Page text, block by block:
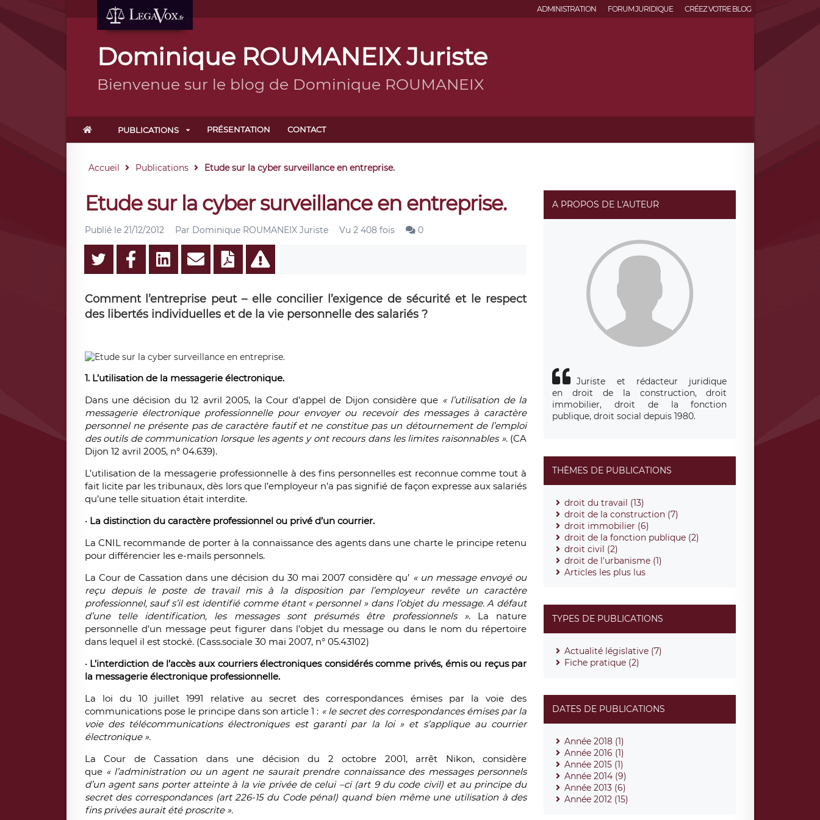
ADMINISTRATION FORUM JURIDIQUE CRÉEZ VOTRE BLOG
Dominique ROUMANEIX Juriste
Bienvenue sur le blog de Dominique ROUMANEIX
PUBLICATIONS PRÉSENTATION CONTACT
Accueil Publications Etude sur la cyber surveillance en entreprise.
Etude sur la cyber surveillance en entreprise.
Publié le 21/12/2012 Par Dominique ROUMANEIX Juriste Vu 2 408 fois 0
Comment l’entreprise peut – elle concilier l’exigence de sécurité et le respect
des libertés individuelles et de la vie personnelle des salariés ?
1. L’utilisation de la messagerie électronique.
Dans une décision du 12 avril 2005, la Cour d’appel de Dijon considère que « l’utilisation de la
messagerie électronique professionnelle pour envoyer ou recevoir des messages à caractère
personnel ne présente pas de caractère fautif et ne constitue pas un détournement de l’emploi
des outils de communication lorsque les agents y ont recours dans les limites raisonnables ». (CA
Dijon 12 avril 2005, n° 04.639).
L’utilisation de la messagerie professionnelle à des fins personnelles est reconnue comme tout à
fait licite par les tribunaux, dès lors que l’employeur n’a pas signifié de façon expresse aux salariés
qu’une telle situation était interdite.
• La distinction du caractère professionnel ou privé d’un courrier.
La CNIL recommande de porter à la connaissance des agents dans une charte le principe retenu
pour différencier les e-mails personnels.
La Cour de Cassation dans une décision du 30 mai 2007 considère qu’ « un message envoyé ou
reçu depuis le poste de travail mis à la disposition par l’employeur revête un caractère
professionnel, sauf s’il est identifié comme étant « personnel » dans l’objet du message. A défaut
d’une telle identification, les messages sont présumés être professionnels ». La nature
personnelle d’un message peut figurer dans l’objet du message ou dans le nom du répertoire
dans lequel il est stocké. (Cass.sociale 30 mai 2007, n° 05.43102)
• L’interdiction de l’accès aux courriers électroniques considérés comme privés, émis ou reçus par
la messagerie électronique professionnelle.
La loi du 10 juillet 1991 relative au secret des correspondances émises par la voie des
communications pose le principe dans son article 1 : « le secret des correspondances émises par la
voie des télécommunications électroniques est garanti par la loi » et s’applique au courrier
électronique ».
La Cour de Cassation dans une décision du 2 octobre 2001, arrêt Nikon, considère
que « l’administration ou un agent ne saurait prendre connaissance des messages personnels
d’un agent sans porter atteinte à la vie privée de celui –ci (art 9 du code civil) et au principe du
secret des correspondances (art 226-15 du Code pénal) quand bien même une utilisation à des
fins privées aurait été proscrite ».
A PROPOS DE L'AUTEUR
Juriste et rédacteur juridique
en droit de la construction, droit
immobilier, droit de la fonction
publique, droit social depuis 1980.
THÈMES DE PUBLICATIONS
droit du travail (13)
droit de la construction (7)
droit immobilier (6)
droit de la fonction publique (2)
droit civil (2)
droit de l'urbanisme (1)
Articles les plus lus
TYPES DE PUBLICATIONS
Actualité législative (7)
Fiche pratique (2)
DATES DE PUBLICATIONS
Année 2018 (1)
Année 2016 (1)
Année 2015 (1)
Année 2014 (9)
Année 2013 (6)
Année 2012 (15)